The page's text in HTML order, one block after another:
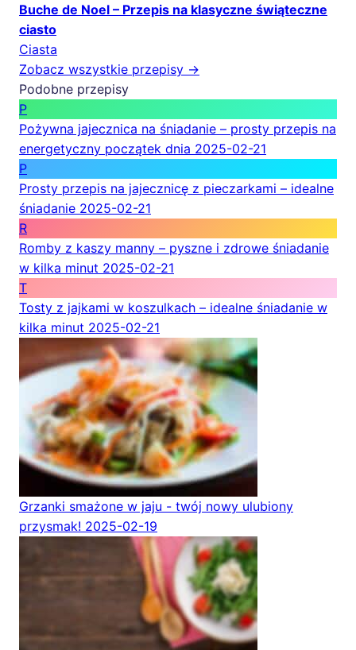
Buche de Noel – Przepis na klasyczne świąteczne
ciasto
Ciasta
Zobacz wszystkie przepisy →
Podobne przepisy
P
Pożywna jajecznica na śniadanie – prosty przepis na
energetyczny początek dnia 2025-02-21
P
Prosty przepis na jajecznicę z pieczarkami – idealne
śniadanie 2025-02-21
R
Romby z kaszy manny – pyszne i zdrowe śniadanie
w kilka minut 2025-02-21
T
Tosty z jajkami w koszulkach – idealne śniadanie w
kilka minut 2025-02-21
Grzanki smażone w jaju - twój nowy ulubiony
przysmak! 2025-02-19